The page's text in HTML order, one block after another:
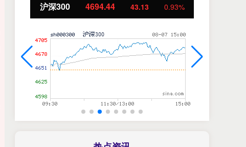
北证50 1134.24 11.37 1.01%